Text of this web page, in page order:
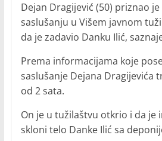
Dejan Dragijević (50) priznao
saslušanju u Višem javnom
da je zadavio Danku Ilić,
Prema informacijama koje
saslušanje Dejana Dragijevića
od 2 sata.
On je u tužilaštvu otkrio i da je
skloni telo Danke Ilić sa